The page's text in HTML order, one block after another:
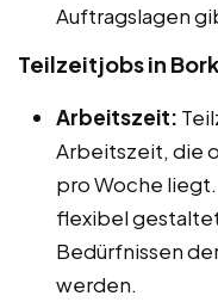
Auftragslagen
Teilzeitjobs in
Arbeitszeit:
Arbeitszeit, die
pro Woche
flexibel
Bedürfnissen
werden.